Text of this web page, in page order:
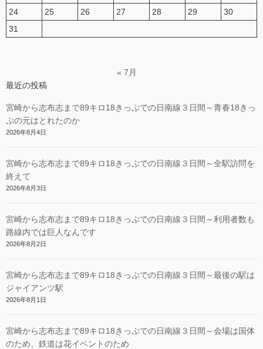
24
25 26 27 28 29
30
31
« 7月
最近の投稿
宮崎から志布志まで89キロ18きっぷでの日南線３日間～青春18きっ
ぷの元はとれたのか
2026年8月4日
宮崎から志布志まで89キロ18きっぷでの日南線３日間～全駅訪問を
終えて
2026年8月3日
宮崎から志布志まで89キロ18きっぷでの日南線３日間～利用者数も
路線内では巨人なんです
2026年8月2日
宮崎から志布志まで89キロ18きっぷでの日南線３日間～最後の駅は
ジャイアンツ駅
2026年8月1日
宮崎から志布志まで89キロ18きっぷでの日南線３日間～会場は国体
のため、鉄道は花イベントのため